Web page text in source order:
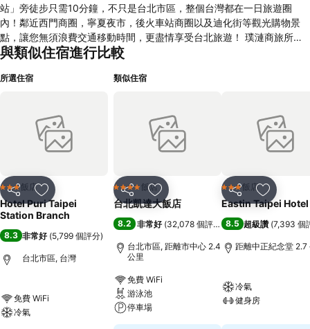
站」旁徒步只需10分鐘，不只是台北市區，整個台灣都在一日旅遊圈
內！鄰近西門商圈，寧夏夜市，後火車站商圈以及迪化街等觀光購物景
點，讓您無須浪費交通移動時間，更盡情享受台北旅遊！ 璞漣商旅所有
員工都受過嚴格訓練，除了照顧您在飯店內所需之外，更隨時準備幫您解
是旅遊行程的安排等等，我們都十分樂意幫您找到最佳方案．
與類似住宿進行比較
所選住宿
分享 加入我的最愛
3 星級飯店
Hotel Puri Taipei
Station Branch
8.3 非常好 (5,799 個評分)
台北市區, 台灣
免費 WiFi
冷氣
類似住宿
分享 加入我的最愛
4 星級 飯店
台北凱達大飯店
8.2 非常好 (32,078 個評分 )
台北市區, 距離市中心 2.4
公里
免費 WiFi
游泳池
停車場
分享 加入我的
3 星級飯店
Eastin Taipei Hotel
8.5 超級讚 (7,393 個
距離中正紀念堂 2.7
冷氣
健身房